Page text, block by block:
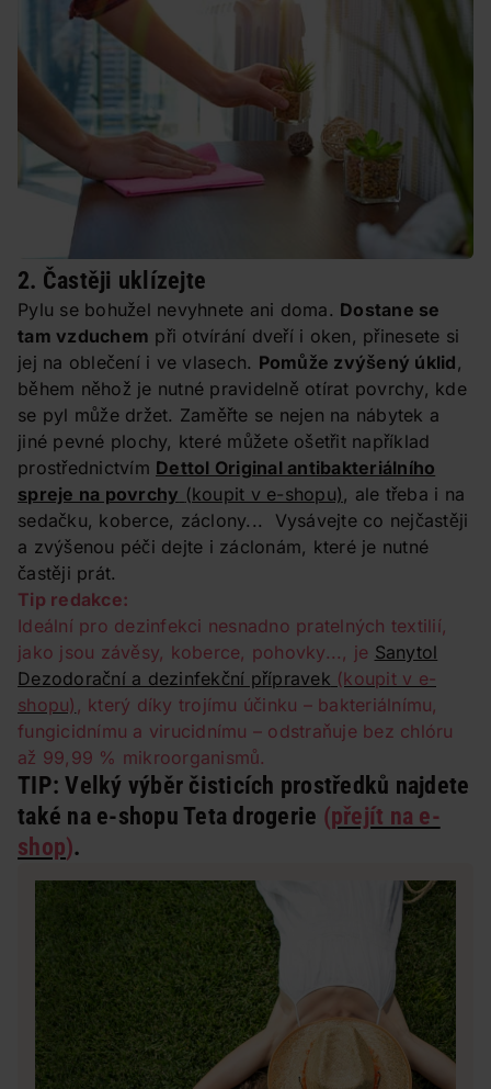
2. Častěji uklízejte
Pylu se bohužel nevyhnete ani doma. Dostane se
tam vzduchem při otvírání dveří i oken, přinesete si
jej na oblečení i ve vlasech. Pomůže zvýšený úklid,
během něhož je nutné pravidelně otírat povrchy, kde
se pyl může držet. Zaměřte se nejen na nábytek a
jiné pevné plochy, které můžete ošetřit například
prostřednictvím Dettol Original antibakteriálního
spreje na povrchy (koupit v e-shopu), ale třeba i na
sedačku, koberce, záclony... Vysávejte co nejčastěji
a zvýšenou péči dejte i záclonám, které je nutné
častěji prát.
Tip redakce:
Ideální pro dezinfekci nesnadno pratelných textilií,
jako jsou závěsy, koberce, pohovky..., je Sanytol
Dezodorační a dezinfekční přípravek (koupit v e-
shopu) , který díky trojímu účinku – bakteriálnímu,
fungicidnímu a virucidnímu – odstraňuje bez chlóru
až 99,99 % mikroorganismů.
TIP: Velký výběr čisticích prostředků najdete
také na e-shopu Teta drogerie (přejít na e-
shop).